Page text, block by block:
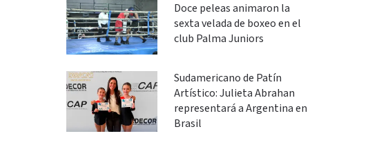
Doce peleas animaron la
sexta velada de boxeo en el
club Palma Juniors
Sudamericano de Patín
Artístico: Julieta Abrahan
representará a Argentina en
Brasil